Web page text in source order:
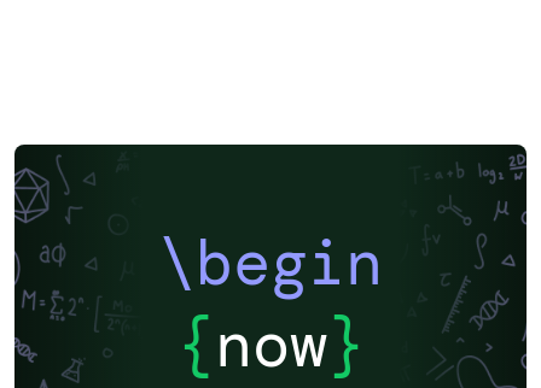
\begin
{now}